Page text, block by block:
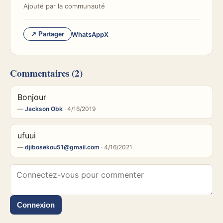
Ajouté par la communauté
↗ Partager WhatsAppX
Commentaires (2)
Bonjour
— Jackson Obk · 4/16/2019
ufuui
— djibosekou51@gmail.com · 4/16/2021
Connexion